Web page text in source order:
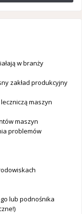
w branży
zakład produkcyjny
maszyn
maszyn
problemów
lub podnośnika